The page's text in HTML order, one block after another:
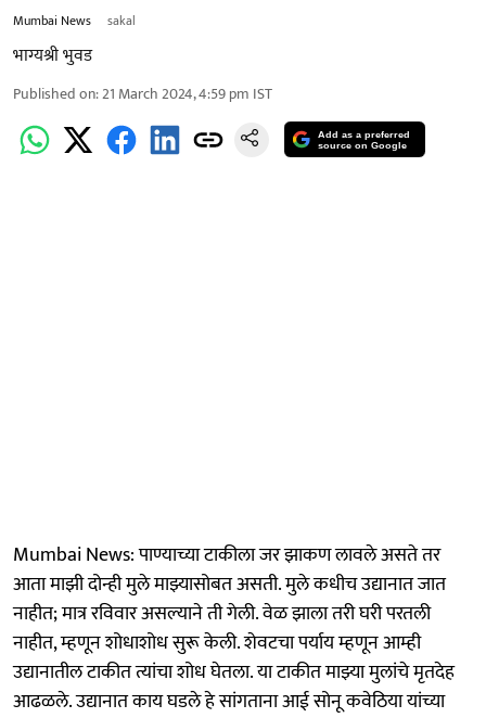
Mumbai News sakal
भाग्यश्री भुवड
Published on:21 March 2024, 4:59 pm IST
Add as a preferred
source on Google
Mumbai News: पाण्याच्या टाकीला जर झाकण लावले असते तर
आता माझी दोन्ही मुले माझ्यासोबत असती. मुले कधीच उद्यानात जात
नाहीत; मात्र रविवार असल्याने ती गेली. वेळ झाला तरी घरी परतली
नाहीत, म्हणून शोधाशोध सुरू केली. शेवटचा पर्याय म्हणून आम्ही
उद्यानातील टाकीत त्यांचा शोध घेतला. या टाकीत माझ्या मुलांचे मृतदेह
आढळले. उद्यानात काय घडले हे सांगताना आई सोनू कवेठिया यांच्या